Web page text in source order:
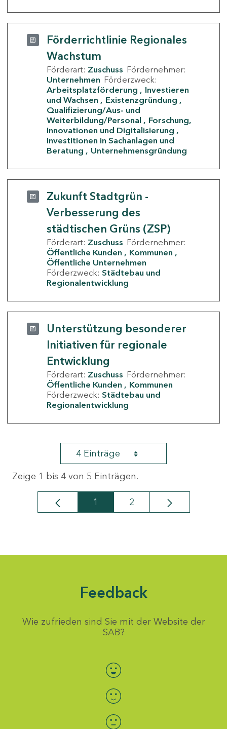
Förderrichtlinie Regionales
Wachstum
Förderart: Zuschuss Fördernehmer:
Unternehmen Förderzweck:
Arbeitsplatzförderung
Investieren
und Wachsen
Existenzgründung
Qualifizierung/Aus- und
Weiterbildung/Personal
Forschung,
Innovationen und Digitalisierung
Investitionen in Sachanlagen und
Beratung
Unternehmensgründung
Zukunft Stadtgrün -
Verbesserung des
städtischen Grüns (ZSP)
Förderart: Zuschuss Fördernehmer:
Öffentliche Kunden
Kommunen
Öffentliche Unternehmen
Förderzweck: Städtebau und
Regionalentwicklung
Unterstützung besonderer
Initiativen für regionale
Entwicklung
Förderart: Zuschuss Fördernehmer:
Öffentliche Kunden
Kommunen
Förderzweck: Städtebau und
Regionalentwicklung
4 Einträge
Zeige 1 bis 4 von 5 Einträgen.
Seite
1 Seite
2
Feedback
Wie zufrieden sind Sie mit der Website der
SAB?
Bewertung auswählen